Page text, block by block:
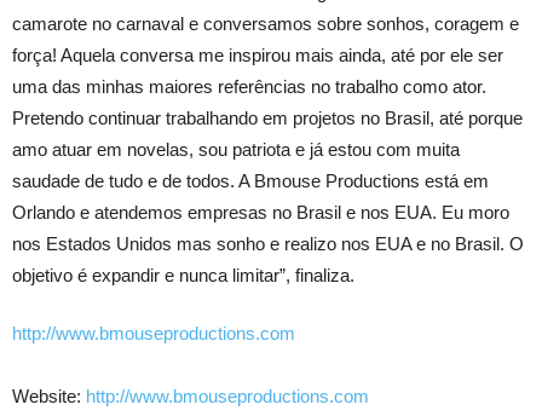
camarote no carnaval e conversamos sobre sonhos, coragem e
força! Aquela conversa me inspirou mais ainda, até por ele ser
uma das minhas maiores referências no trabalho como ator.
Pretendo continuar trabalhando em projetos no Brasil, até porque
amo atuar em novelas, sou patriota e já estou com muita
saudade de tudo e de todos. A Bmouse Productions está em
Orlando e atendemos empresas no Brasil e nos EUA. Eu moro
nos Estados Unidos mas sonho e realizo nos EUA e no Brasil. O
objetivo é expandir e nunca limitar”, finaliza.
http://www.bmouseproductions.com
Website: http://www.bmouseproductions.com